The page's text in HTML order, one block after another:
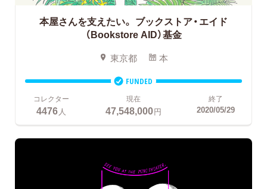
本屋さんを支えたい。 ブックストア・エイド
（Bookstore AID）基金
東京都 本
FUNDED
コレクター
4476人
現在
47,548,000円
終了
2020/05/29